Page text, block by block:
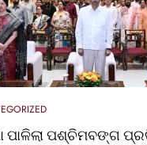
ପାଳିଲା ପଶ୍ଚିମବଙ୍ଗ